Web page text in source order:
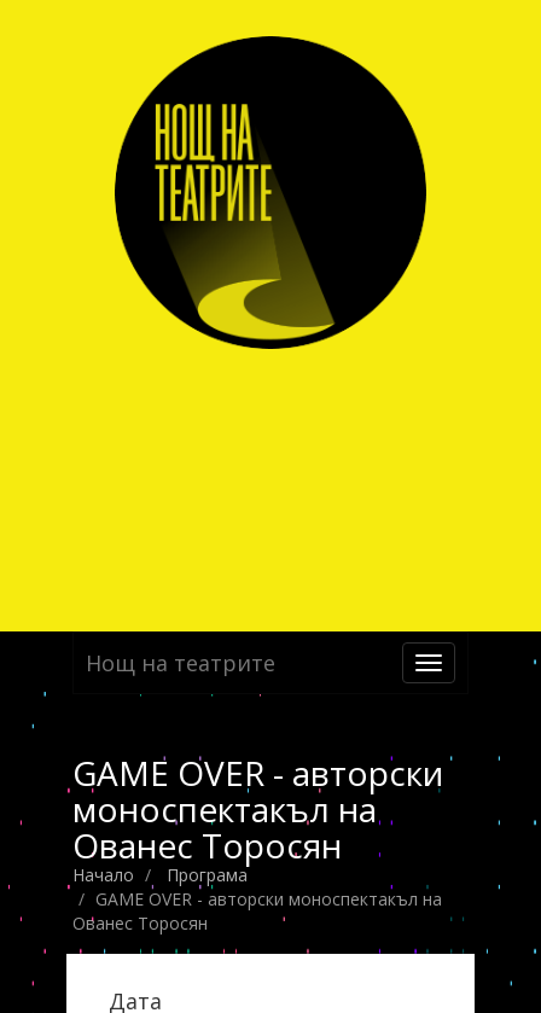
Toggle
Нощ на театрите
GAME OVER - авторски
моноспектакъл на
Ованес Торосян
Начало
Програма
GAME OVER - авторски моноспектакъл на
Ованес Торосян
Дата